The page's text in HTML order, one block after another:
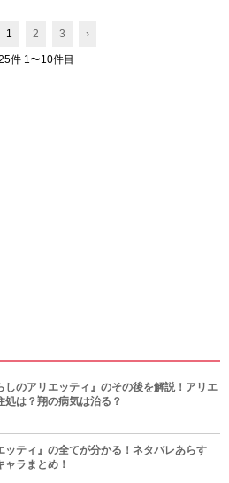
1 2 3 ›
件 1〜10件目
しのアリエッティ』のその後を解説！アリエ
処は？翔の病気は治る？
ッティ』の全てが分かる！ネタバレあらす
ャラまとめ！